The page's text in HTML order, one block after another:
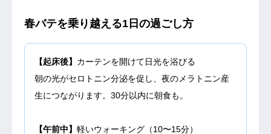
春バテを乗り越える1日の過ごし方
【起床後】 カーテンを開けて日光を浴びる
朝の光がセロトニン分泌を促し、夜のメラトニン産
生につながります。30分以内に朝食も。
【午前中】 軽いウォーキング（10〜15分）